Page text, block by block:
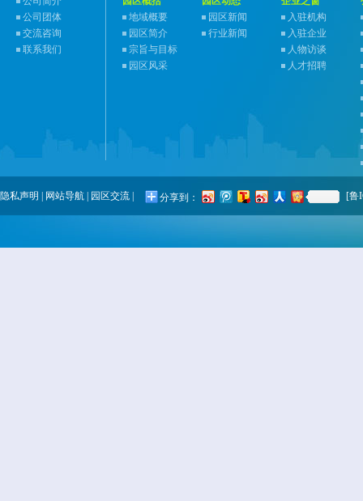
公司团体
交流咨询
联系我们
地域概要
园区简介
宗旨与目标
园区风采
园区新闻
行业新闻
入驻机构
入驻企业
人物访谈
人才招聘
隐私声明 网站导航 园区交流 分享到： [鲁